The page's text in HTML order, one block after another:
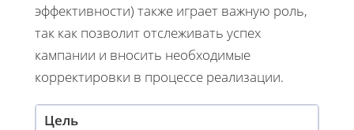
эффективности) также играет важную роль,
так как позволит отслеживать успех
кампании и вносить необходимые
корректировки в процессе реализации.
Цель